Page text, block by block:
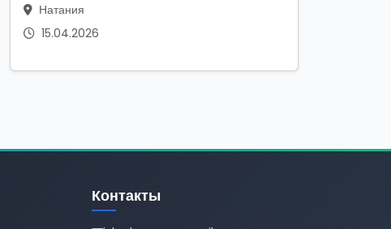
Натания
15.04.2026
Контакты